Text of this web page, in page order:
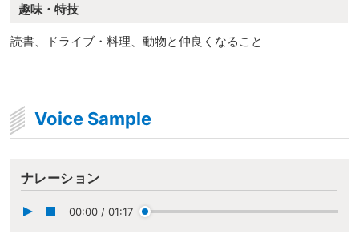
趣味・特技
読書、ドライブ・料理、動物と仲良くなること
Voice Sample
ナレーション
00:00 / 01:17